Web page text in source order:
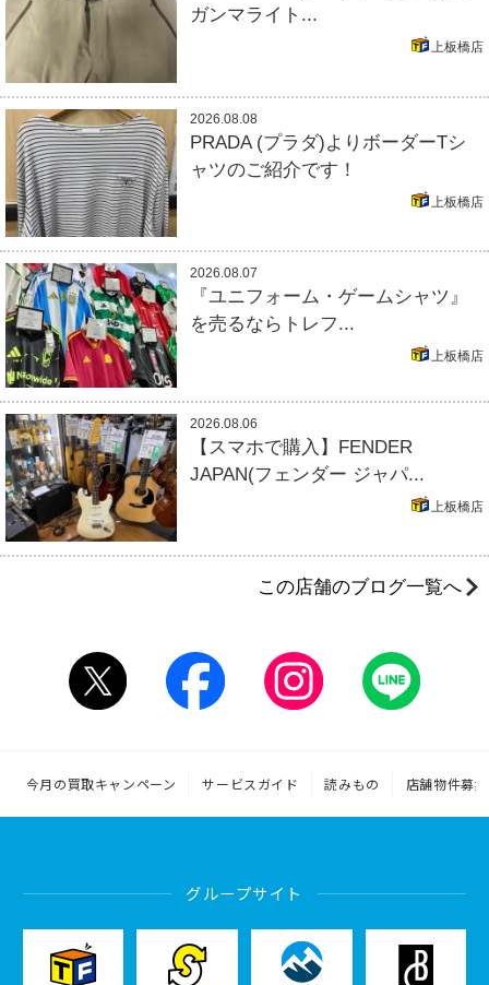
ガンマライト...
上板橋店
2026.08.08
PRADA (プラダ)よりボーダーTシ
ャツのご紹介です！
上板橋店
2026.08.07
『ユニフォーム・ゲームシャツ』
を売るならトレフ...
上板橋店
2026.08.06
【スマホで購入】FENDER
JAPAN(フェンダー ジャパ...
上板橋店
この店舗のブログ一覧へ
今月の買取キャンペーン サービスガイド 読みもの 店舗物件募集
グループサイト